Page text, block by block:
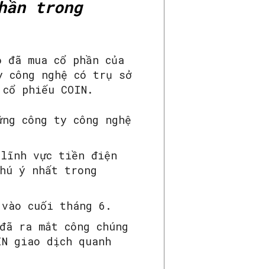
trong
mua cổ phần của
nghệ có trụ sở
phiếu COIN.
công ty công nghệ
lĩnh vực tiền điện
ý nhất trong
cuối tháng 6.
ra mắt công chúng
giao dịch quanh